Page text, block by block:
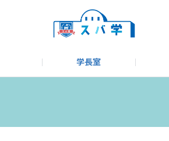
学長室
モータースポーツ部
その他